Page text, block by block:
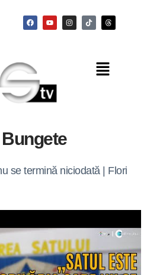
se termină niciodată | Flori